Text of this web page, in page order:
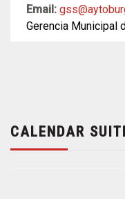
Email:
Gerencia Municipal
CALENDAR